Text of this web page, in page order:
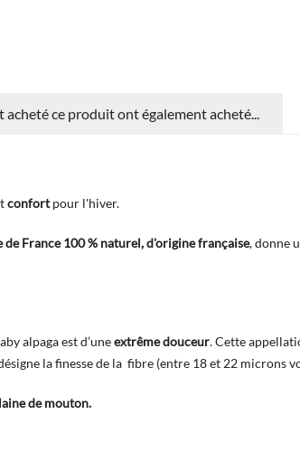
acheté ce produit ont également acheté...
confortpour l'hiver.
de France 100 % naturel, d'origine française, donne
alpaga est d’uneextrême douceur. Cette
la finesse de la fibre (entre 18 et 22 microns
de mouton.